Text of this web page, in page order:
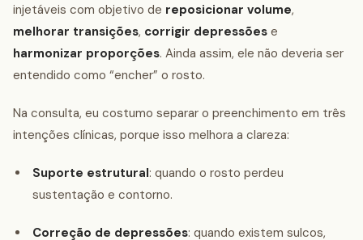
injetáveis com objetivo de reposicionar volume,
melhorar transições, corrigir depressões e
harmonizar proporções. Ainda assim, ele não deveria ser
entendido como “encher” o rosto.
Na consulta, eu costumo separar o preenchimento em três
intenções clínicas, porque isso melhora a clareza:
Suporte estrutural: quando o rosto perdeu
sustentação e contorno.
Correção de depressões: quando existem sulcos,